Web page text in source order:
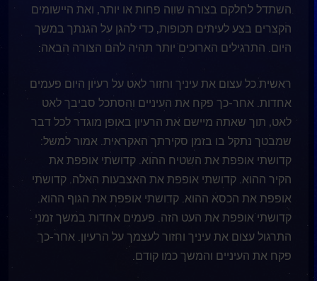
השתדל לחלקם בצורה שווה פחות או יותר, ואת היישומים
הקצרים בצע לעיתים תכופות, כדי להגן על הגנתך במשך
היום. התרגילים הארוכים יותר תהיה להם הצורה הבאה:
ראשית כל עצום את עיניך וחזור לאט על רעיון היום פעמים
אחדות. אחר-כך פקח את העיניים והסתכל סביבך לאט
לאט, תוך שאתה מיישם את הרעיון באופן מוגדר לכל דבר
שמבטך נתקל בו בזמן סקירתך האקראית. אמור למשל:
קדושתי אופפת את השטיח ההוא. קדושתי אופפת את
הקיר ההוא. קדושתי אופפת את האצבעות האלה. קדושתי
אופפת את הכסא ההוא. קדושתי אופפת את הגוף ההוא.
קדושתי אופפת את העט הזה. פעמים אחדות במשך זמני
התרגול עצום את עיניך וחזור לעצמך על הרעיון. אחר-כך
פקח את העיניים והמשך כמו קודם.